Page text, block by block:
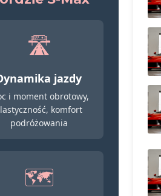
🛣️
jazdy
i moment obrotowy,
komfort
podróżowania
🗺️